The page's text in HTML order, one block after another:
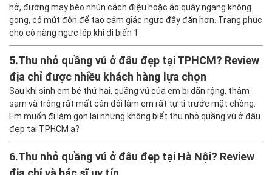
hở, đường may bèo nhún cách điệu hoặc áo quây ngang không
gọng, có mút độn để tạo cảm giác ngực đầy đặn hơn. Trang phục
cho cô nàng ngực lép khi đi biển 1
5.Thu nhỏ quầng vú ở đâu đẹp tại TPHCM? Review
địa chỉ được nhiều khách hàng lựa chọn
Sau khi sinh em bé thứ hai, quầng vú của em bị dãn rộng, thâm
sạm và trông rất mất cân đối làm em rất tự ti trước mặt chồng.
Em muốn đi làm gọn lại nhưng không biết thu nhỏ quầng vú ở đâu
đẹp tại TPHCM ạ?
6.Thu nhỏ quầng vú ở đâu đẹp tại Hà Nội? Review